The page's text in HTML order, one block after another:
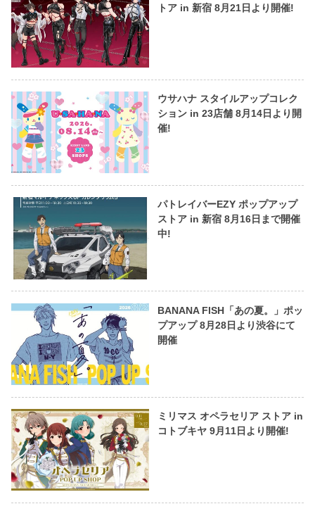
トア in 新宿 8月21日より開催!
ウサハナ スタイルアップコレク
ション in 23店舗 8月14日より開
催!
パトレイバーEZY ポップアップ
ストア in 新宿 8月16日まで開催
中!
BANANA FISH「あの夏。」ポッ
プアップ 8月28日より渋谷にて
開催
ミリマス オペラセリア ストア in
コトブキヤ 9月11日より開催!